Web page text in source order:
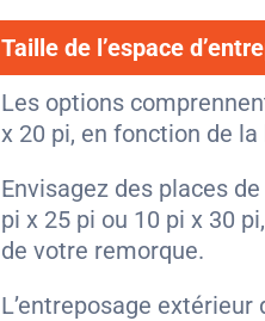
Taille de l’espace
Les options
x 20 pi, en fonction de
Envisagez des places
pi x 25 pi ou 10 pi x 30
de votre remorque.
L’entreposage